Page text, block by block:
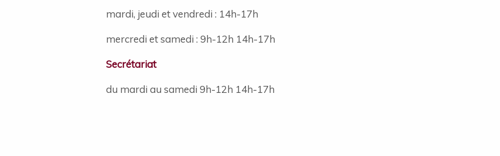
mardi, jeudi et vendredi : 14h-17h
mercredi et samedi : 9h-12h 14h-17h
Secrétariat
du mardi au samedi 9h-12h 14h-17h